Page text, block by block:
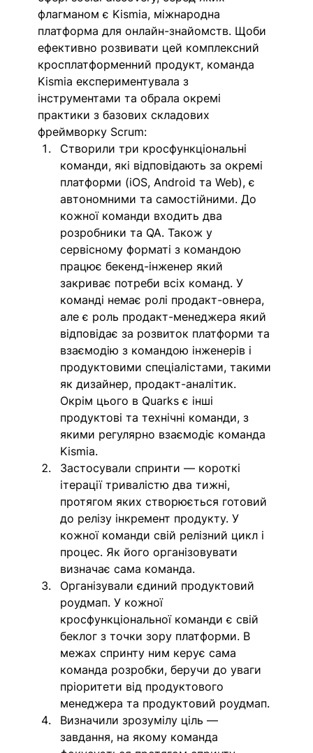
флагманом є Kismia, міжнародна
платформа для онлайн-знайомств. Щоби
ефективно розвивати цей комплексний
кросплатформенний продукт, команда
Kismia експериментувала з
інструментами та обрала окремі
практики з базових складових
фреймворку Scrum:
Створили три кросфункціональні
команди, які відповідають за окремі
платформи (iOS, Android та Web), є
автономними та самостійними. До
кожної команди входить два
розробники та QA. Також у
сервісному форматі з командою
працює бекенд-інженер який
закриває потреби всіх команд. У
команді немає ролі продакт-овнера,
але є роль продакт-менеджера який
відповідає за розвиток платформи та
взаємодію з командою інженерів і
продуктовими спеціалістами, такими
як дизайнер, продакт-аналітик.
Окрім цього в Quarks є інші
продуктові та технічні команди, з
якими регулярно взаємодіє команда
Kismia.
Застосували спринти — короткі
ітерації тривалістю два тижні,
протягом яких створюється готовий
до релізу інкремент продукту. У
кожної команди свій релізний цикл і
процес. Як його організовувати
визначає сама команда.
Організували єдиний продуктовий
роудмап. У кожної
кросфункціональної команди є свій
беклог з точки зору платформи. В
межах спринту ним керує сама
команда розробки, беручи до уваги
пріоритети від продуктового
менеджера та продуктовий роудмап.
Визначили зрозумілу ціль —
завдання, на якому команда